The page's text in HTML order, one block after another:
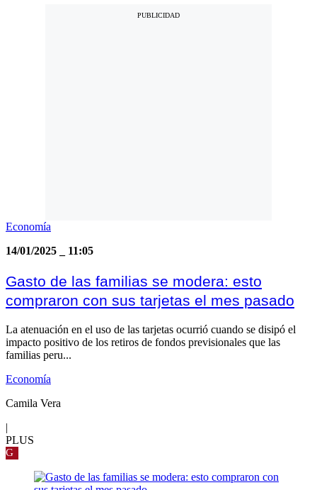
Economía
14/01/2025
11:05
Gasto de las familias se modera: esto
compraron con sus tarjetas el mes pasado
La atenuación en el uso de las tarjetas ocurrió cuando se disipó el
impacto positivo de los retiros de fondos previsionales que las
familias peru...
Economía
Camila Vera
PLUS
G